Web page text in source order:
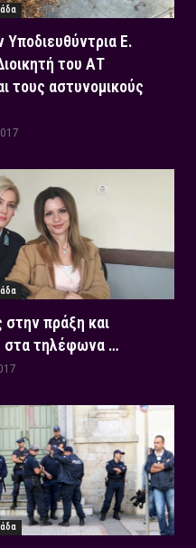
Ε.
του ΑΤ
τους αστυνομικούς
στην πράξη και
στα τηλέφωνα …